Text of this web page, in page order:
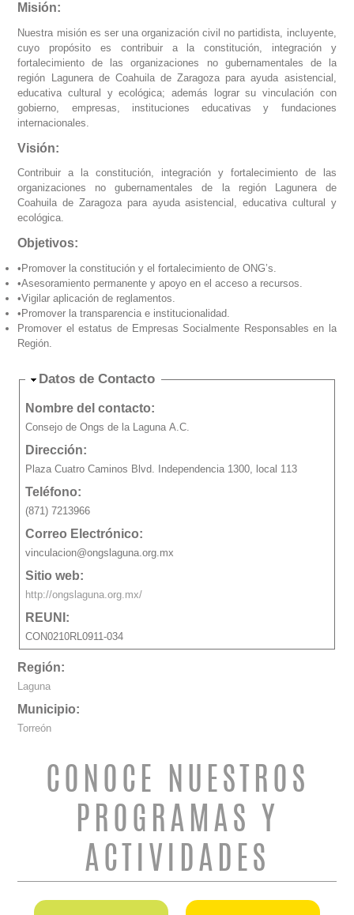
Misión:
Nuestra misión es ser una organización civil no partidista, incluyente,
cuyo propósito es contribuir a la constitución, integración y
fortalecimiento de las organizaciones no gubernamentales de la
región Lagunera de Coahuila de Zaragoza para ayuda asistencial,
educativa cultural y ecológica; además lograr su vinculación con
gobierno, empresas, instituciones educativas y fundaciones
internacionales.
Visión:
Contribuir a la constitución, integración y fortalecimiento de las
organizaciones no gubernamentales de la región Lagunera de
Coahuila de Zaragoza para ayuda asistencial, educativa cultural y
ecológica.
Objetivos:
•Promover la constitución y el fortalecimiento de ONG’s.
•Asesoramiento permanente y apoyo en el acceso a recursos.
•Vigilar aplicación de reglamentos.
•Promover la transparencia e institucionalidad.
Promover el estatus de Empresas Socialmente Responsables en la
Región.
Ocultar
Datos de Contacto
Nombre del contacto:
Consejo de Ongs de la Laguna A.C.
Dirección:
Plaza Cuatro Caminos Blvd. Independencia 1300, local 113
Teléfono:
(871) 7213966
Correo Electrónico:
vinculacion@ongslaguna.org.mx
Sitio web:
http://ongslaguna.org.mx/
REUNI:
CON0210RL0911-034
Región:
Laguna
Municipio:
Torreón
CONOCE NUESTROS
PROGRAMAS Y
ACTIVIDADES